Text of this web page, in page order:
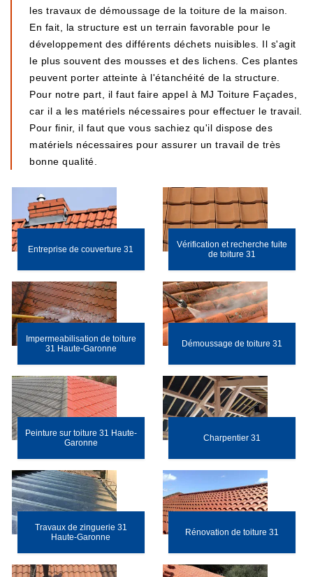
les travaux de démoussage de la toiture de la maison.
En fait, la structure est un terrain favorable pour le
développement des différents déchets nuisibles. Il s'agit
le plus souvent des mousses et des lichens. Ces plantes
peuvent porter atteinte à l'étanchéité de la structure.
Pour notre part, il faut faire appel à MJ Toiture Façades,
car il a les matériels nécessaires pour effectuer le travail.
Pour finir, il faut que vous sachiez qu'il dispose des
matériels nécessaires pour assurer un travail de très
bonne qualité.
Entreprise de couverture 31
Vérification et recherche fuite
de toiture 31
Impermeabilisation de toiture
31 Haute-Garonne
Démoussage de toiture 31
Peinture sur toiture 31 Haute-
Garonne
Charpentier 31
Travaux de zinguerie 31
Haute-Garonne
Rénovation de toiture 31